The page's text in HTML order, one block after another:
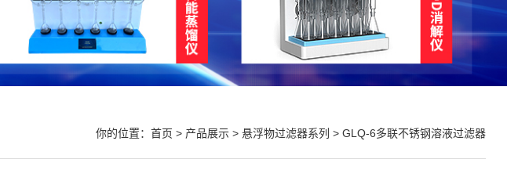
你的位置：首页 > 产品展示 >悬浮物过滤器系列 > GLQ-6多联不锈钢溶液过滤器